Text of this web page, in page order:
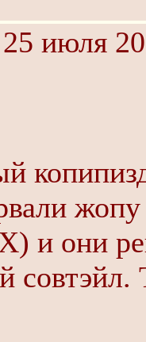
июля
жопу
и они
совтэйл.